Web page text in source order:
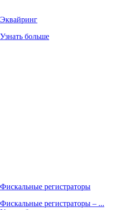
Эквайринг
Узнать больше
Фискальные регистраторы
Фискальные регистраторы – ...